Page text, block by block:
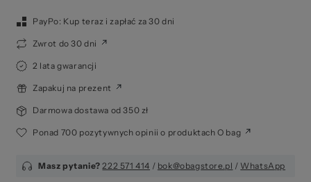
PayPo: Kup teraz i zapłać za 30 dni
Zwrot do 30 dni
2 lata gwarancji
Zapakuj na prezent
Darmowa dostawa od 350 zł
Ponad 700 pozytywnych opinii o produktach O bag
Masz pytanie? 222 571 414 / bok@obagstore.pl / WhatsApp